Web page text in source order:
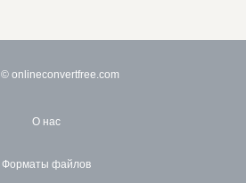
© onlineconvertfree.com
О нас
Форматы файлов